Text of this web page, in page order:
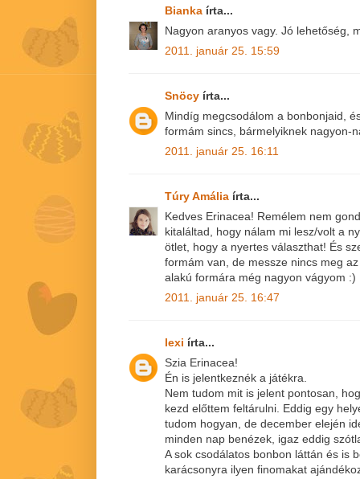
Bianka írta...
Nagyon aranyos vagy. Jó lehetőség,
2011. január 25. 15:59
Snöcy írta...
Mindíg megcsodálom a bonbonjaid,
formám sincs, bármelyiknek nagyon-
2011. január 25. 16:11
Túry Amália írta...
Kedves Erinacea! Remélem nem
kitaláltad, hogy nálam mi lesz/volt a
ötlet, hogy a nyertes választhat! És
formám van, de messze nincs meg
alakú formára még nagyon vágyom :)
2011. január 25. 16:47
lexi írta...
Szia Erinacea!
Én is jelentkeznék a játékra.
Nem tudom mit is jelent pontosan,
kezd előttem feltárulni. Eddig egy
tudom hogyan, de december elején
minden nap benézek, igaz eddig
A sok csodálatos bonbon láttán és is
karácsonyra ilyen finomakat